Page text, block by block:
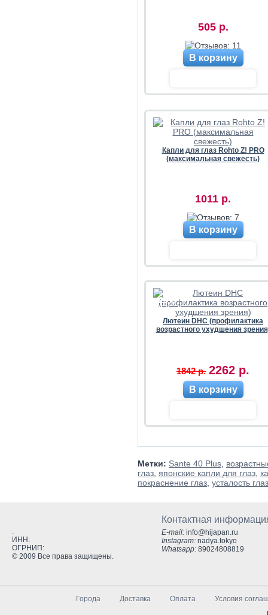
505 р.
В корзину
Капли для глаз Rohto Z! PRO
(максимальная свежесть)
1011 р.
В корзину
-23%
Лютеин DHC (профилактика
возрастного ухудшения
1842 р. 2262 р.
В корзину
Метки: Sante 40 Plus
глаз японские капли для глаз
покраснение глаз усталость глаз
.
ИНН:
ОГРНИП:
© 2009 Все права защищены.
Контактная
E-mail: info@hijapan.ru
Instagram: nadya.tokyo
Whatsapp: 89024808819
Города Доставка Оплата Условия